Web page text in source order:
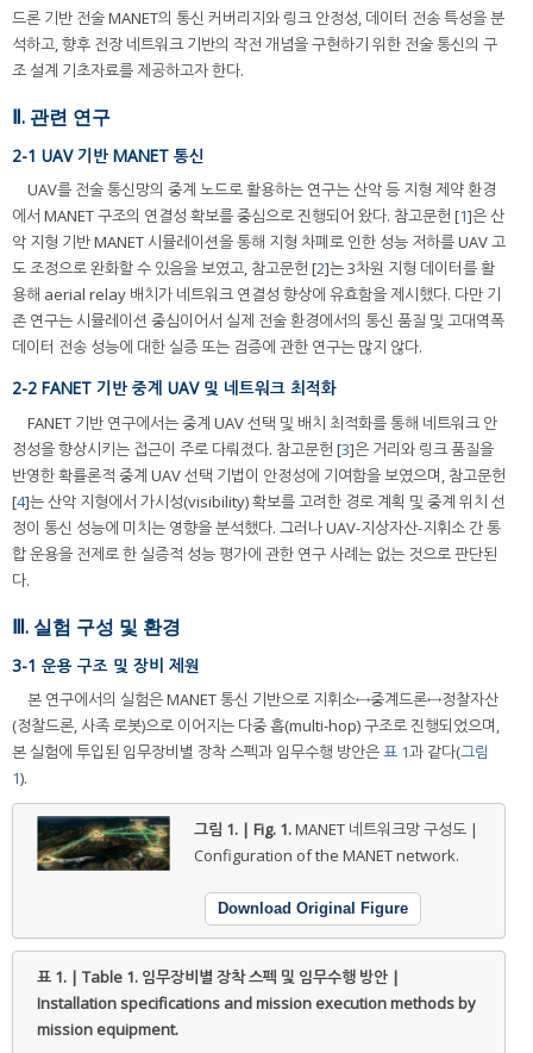
드론 기반 전술 MANET의 통신 커버리지와 링크 안정성, 데이터 전송 특성을 분
석하고, 향후 전장 네트워크 기반의 작전 개념을 구현하기 위한 전술 통신의 구
조 설계 기초자료를 제공하고자 한다.
Ⅱ. 관련 연구
2-1 UAV 기반 MANET 통신
UAV를 전술 통신망의 중계 노드로 활용하는 연구는 산악 등 지형 제약 환경
에서 MANET 구조의 연결성 확보를 중심으로 진행되어 왔다. 참고문헌 [1]은 산
악 지형 기반 MANET 시뮬레이션을 통해 지형 차폐로 인한 성능 저하를 UAV 고
도 조정으로 완화할 수 있음을 보였고, 참고문헌 [2]는 3차원 지형 데이터를 활
용해 aerial relay 배치가 네트워크 연결성 향상에 유효함을 제시했다. 다만 기
존 연구는 시뮬레이션 중심이어서 실제 전술 환경에서의 통신 품질 및 고대역폭
데이터 전송 성능에 대한 실증 또는 검증에 관한 연구는 많지 않다.
2-2 FANET 기반 중계 UAV 및 네트워크 최적화
FANET 기반 연구에서는 중계 UAV 선택 및 배치 최적화를 통해 네트워크 안
정성을 향상시키는 접근이 주로 다뤄졌다. 참고문헌 [3]은 거리와 링크 품질을
반영한 확률론적 중계 UAV 선택 기법이 안정성에 기여함을 보였으며, 참고문헌
[4]는 산악 지형에서 가시성(visibility) 확보를 고려한 경로 계획 및 중계 위치 선
정이 통신 성능에 미치는 영향을 분석했다. 그러나 UAV-지상자산-지휘소 간 통
합 운용을 전제로 한 실증적 성능 평가에 관한 연구 사례는 없는 것으로 판단된
다.
Ⅲ. 실험 구성 및 환경
3-1 운용 구조 및 장비 제원
본 연구에서의 실험은 MANET 통신 기반으로 지휘소↔중계드론↔정찰자산
(정찰드론, 사족 로봇)으로 이어지는 다중 홉(multi-hop) 구조로 진행되었으며,
본 실험에 투입된 임무장비별 장착 스펙과 임무수행 방안은표 1과 같다(그림
1).
그림 1. | Fig. 1.MANET 네트워크망 구성도 |
Configuration of the MANET network.
Download Original Figure
표 1. | Table 1. 임무장비별 장착 스펙 및 임무수행 방안 |
Installation specifications and mission execution methods by
mission equipment.